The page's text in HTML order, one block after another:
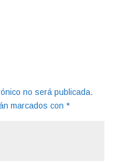
no será publicada.
marcados con *